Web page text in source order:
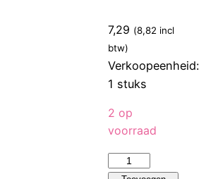
7,29 (8,82 incl
btw)
Verkoopeenheid:
1 stuks
2 op
voorraad
Sier